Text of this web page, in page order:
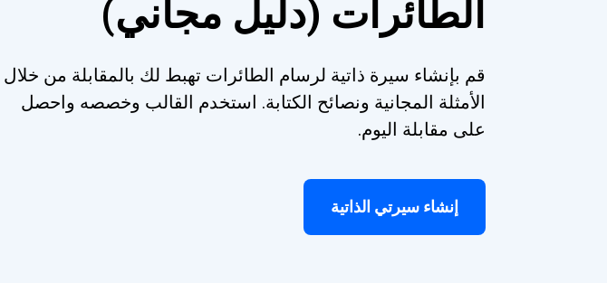
الطائرات (دليل مجاني)
قم بإنشاء سيرة ذاتية لرسام الطائرات تهبط لك بالمقابلة من خلال
الأمثلة المجانية ونصائح الكتابة. استخدم القالب وخصصه واحصل
على مقابلة اليوم.
إنشاء سيرتي الذاتية